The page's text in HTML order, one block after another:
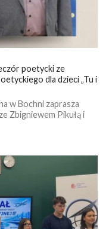
poetycki ze
dla dzieci „Tu i
w Bochni zaprasza
Zbigniewem Pikułą i